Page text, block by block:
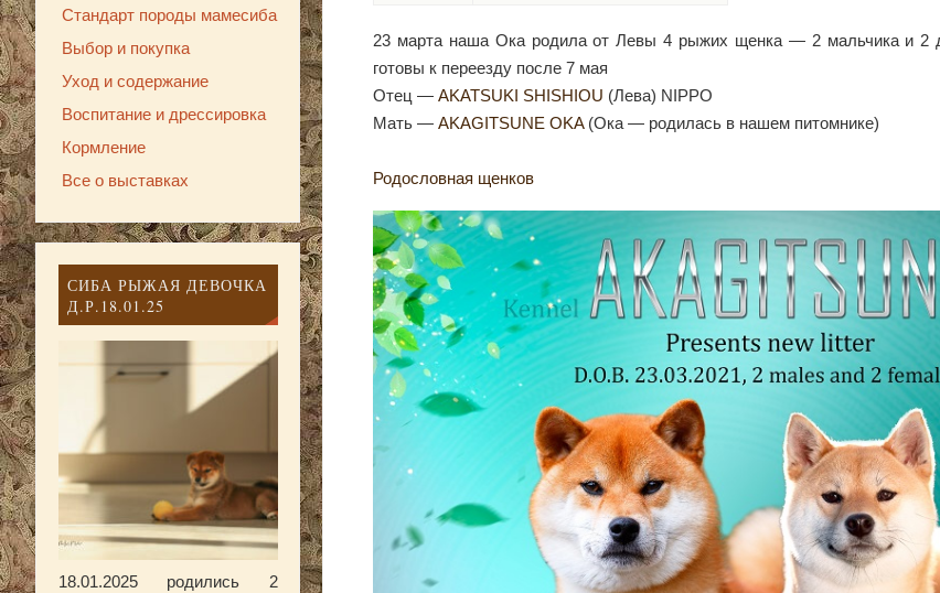
23 марта наша Ока родила от Левы 4 рыжих щенка — 2 мальчика и 2
готовы к переезду после 7 мая
Отец — AKATSUKI SHISHIOU (Лева) NIPPO
Мать — AKAGITSUNE OKA(Ока — родилась в нашем питомнике)
Родословная щенков
Стандарт породы мамесиба
Выбор и покупка
Уход и содержание
Воспитание и дрессировка
Кормление
Все о выставках
СИБА РЫЖАЯ ДЕВОЧКА
Д.Р.18.01.25
18.01.2025 родились 2